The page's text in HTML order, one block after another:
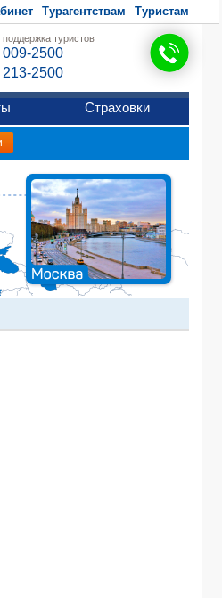
Турагентствам Туристам
туристов
2500
2500
Страховки